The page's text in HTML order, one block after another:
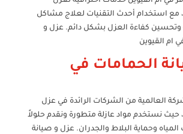
مع استخدام أحدث التقنيات لعلاج مشاكل
وتحسين كفاءة العزل بشكل دائم. عزل و
ام القيوين
الحمامات في
العالمية من الشركات الرائدة في عزل
حيث نستخدم مواد عازلة متطورة ونقدم حلولاً
وحماية البلاط والجدران. عزل و صيانة